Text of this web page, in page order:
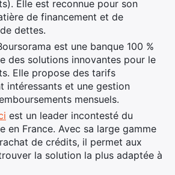
Elle est reconnue pour son
de financement et de
dettes.
est une banque 100 %
des solutions innovantes pour le
Elle propose des tarifs
intéressants et une gestion
mensuels.
est un leader incontesté du
en France. Avec sa large gamme
de crédits, il permet aux
la solution la plus adaptée à